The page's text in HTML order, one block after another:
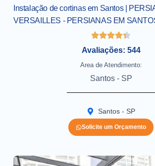
Instalação de cortinas em Santos |
VERSAILLES - PERSIANAS EM
Avaliações: 544
Area de Atendimento:
Santos - SP
Santos - SP
Solicite um Orçamento